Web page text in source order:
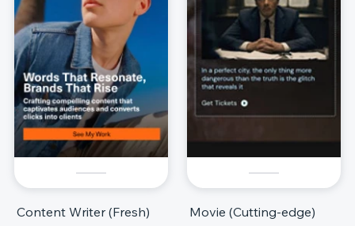
Content Writer (Fresh) Movie (Cutting-edge)